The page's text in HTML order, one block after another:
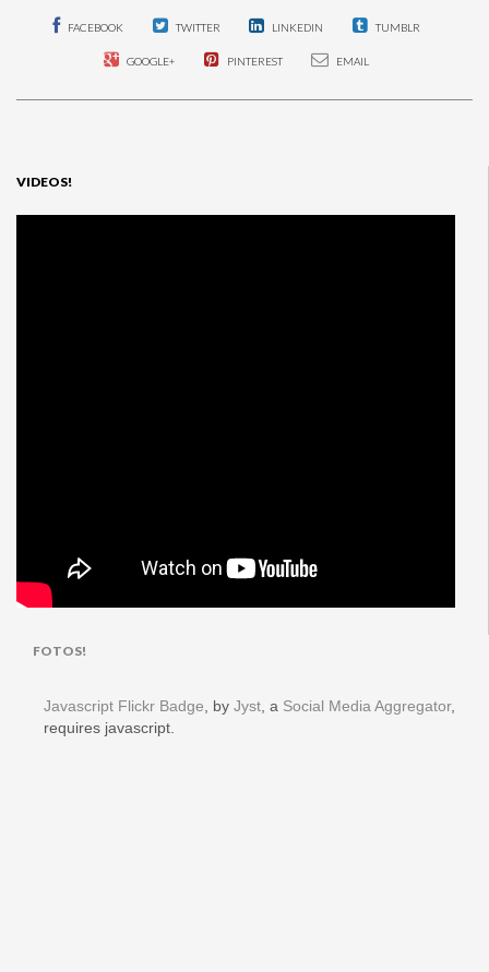
FACEBOOK TWITTER LINKEDIN TUMBLR
GOOGLE+ PINTEREST EMAIL
VIDEOS!
FOTOS!
Javascript Flickr Badge , by Jyst , a Social Media Aggregator,
requires javascript.